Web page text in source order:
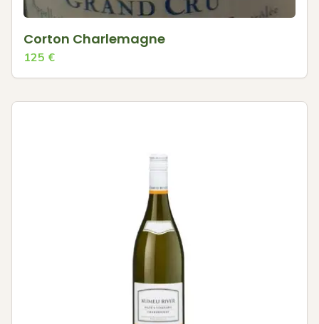
Corton Charlemagne
125 €